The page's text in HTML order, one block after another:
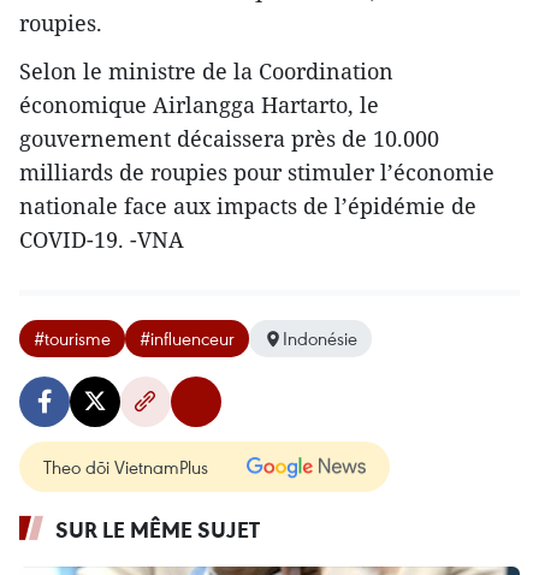
roupies.
Selon le ministre de la Coordination
économique Airlangga Hartarto, le
gouvernement décaissera près de 10.000
milliards de roupies pour stimuler l’économie
nationale face aux impacts de l’épidémie de
COVID-19. -VNA
#tourisme #influenceur Indonésie
Theo dõi VietnamPlus
SUR LE MÊME SUJET